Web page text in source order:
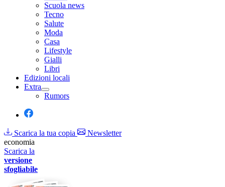
Scuola news
Tecno
Salute
Moda
Casa
Lifestyle
Gialli
Libri
Edizioni locali
Extra
Rumors
Scarica la tua copia
Newsletter
economia
Scarica la
versione
sfogliabile